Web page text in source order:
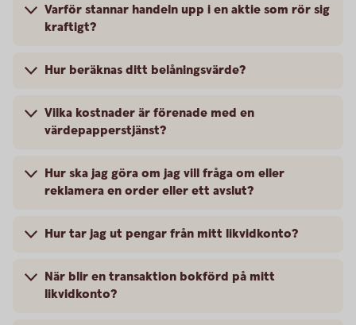
Varför stannar handeln upp i en aktie som rör sig
kraftigt?
Hur beräknas ditt belåningsvärde?
Vilka kostnader är förenade med en
värdepapperstjänst?
Hur ska jag göra om jag vill fråga om eller
reklamera en order eller ett avslut?
Hur tar jag ut pengar från mitt likvidkonto?
När blir en transaktion bokförd på mitt
likvidkonto?